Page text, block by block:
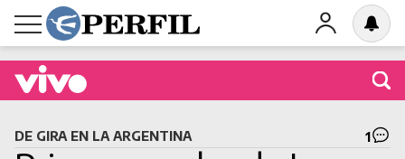
DE GIRA EN LA ARGENTINA 1